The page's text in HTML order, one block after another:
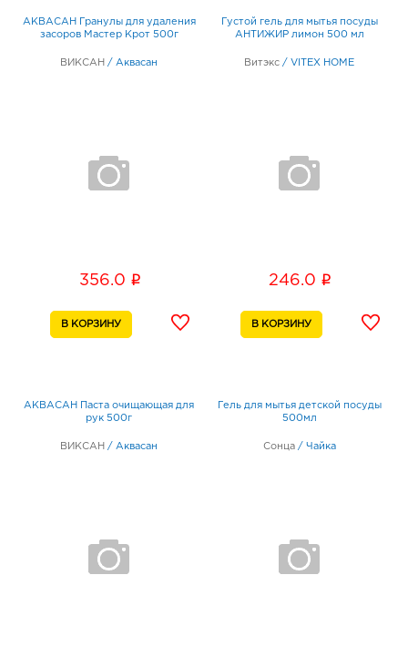
АКВАСАН Гранулы для удаления
засоров Мастер Крот 500г
ВИКСАН / Аквасан
356.0 i
Густой гель для мытья посуды
АНТИЖИР лимон 500 мл
Витэкс / VITEX HOME
246.0 i
АКВАСАН Паста очищающая для
рук 500г
ВИКСАН / Аквасан
Гель для мытья детской посуды
500мл
Сонца / Чайка